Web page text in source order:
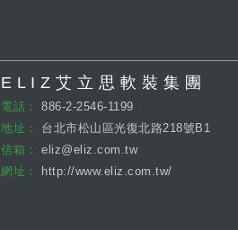
E L I Z 艾 立 思 軟 裝 集 團
電話：
886-2-2546-1199
地址：
台北市松山區光復北路218號B1
信箱：
eliz@eliz.com.tw
網址：
http://www.eliz.com.tw/